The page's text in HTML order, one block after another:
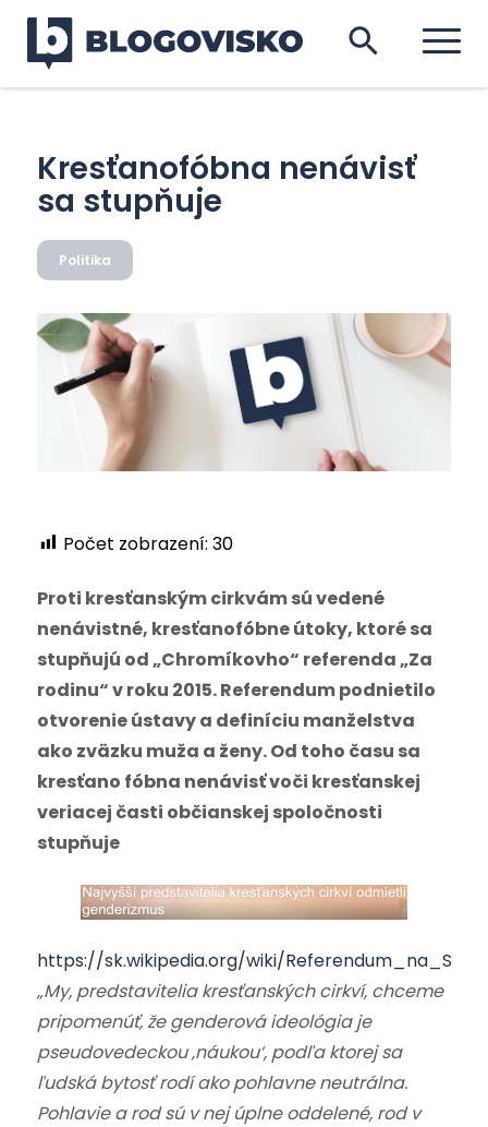
Kresťanofóbna nenávisť
sa stupňuje
Politika
Počet zobrazení: 30
Proti kresťanským cirkvám sú vedené
nenávistné, kresťanofóbne útoky, ktoré sa
stupňujú od „Chromíkovho“ referenda „Za
rodinu“ v roku 2015. Referendum podnietilo
otvorenie ústavy a definíciu manželstva
ako zväzku muža a ženy. Od toho času sa
kresťano fóbna nenávisť voči kresťanskej
veriacej časti občianskej spoločnosti
stupňuje
https://sk.wikipedia.org/wiki/
„My, predstavitelia kresťanských cirkví, chceme
pripomenúť, že genderová ideológia je
pseudovedeckou ‚náukou‘, podľa ktorej sa
ľudská bytosť rodí ako pohlavne neutrálna.
Pohlavie a rod sú v nej úplne oddelené, rod v